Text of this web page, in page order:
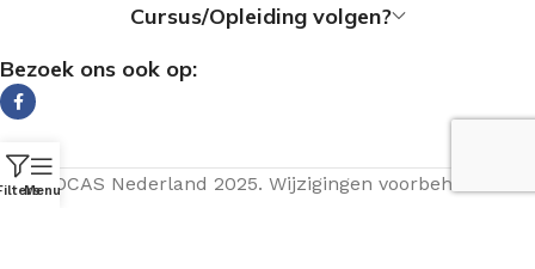
Cursus/Opleiding volgen?
Bezoek ons ook op:
© ROCAS Nederland 2025. Wijzigingen voorbehouden.
Menu